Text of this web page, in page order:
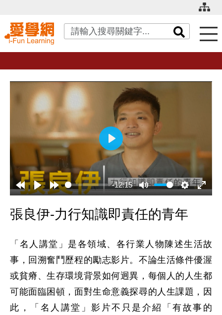
關鍵字搜尋
-12:15
播
張良伊-力行知識即責任的青年
「名人講堂」是各領域、各行業人物陳述生活故
事，回溯奮鬥歷程的勵志影片。不論生活條件優渥
或貧瘠、生存環境背景如何迥異，每個人的人生都
可能面臨困頓，面對生命意義探尋的人生課題，因
此，「名人講堂」影片不只是介紹「有故事的